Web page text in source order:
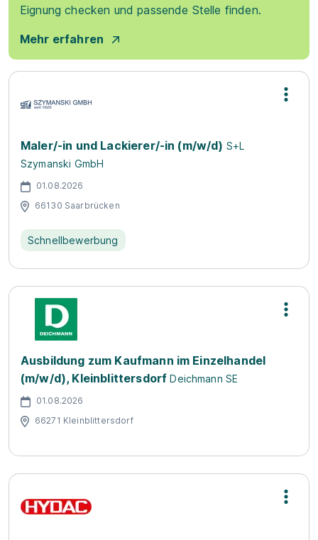
Eignung checken und passende Stelle finden.
Mehr erfahren
Maler/-in und Lackierer/-in (m/w/d) S+L
Szymanski GmbH
01.08.2026
66130 Saarbrücken
Schnellbewerbung
Ausbildung zum Kaufmann im Einzelhandel
(m/w/d), Kleinblittersdorf Deichmann SE
01.08.2026
66271 Kleinblittersdorf